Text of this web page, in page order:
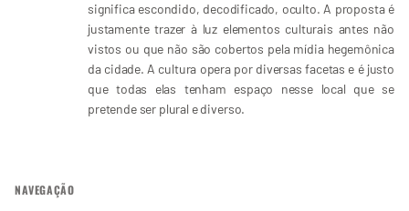
significa escondido, decodificado, oculto. A proposta é
justamente trazer à luz elementos culturais antes não
vistos ou que não são cobertos pela mídia hegemônica
da cidade. A cultura opera por diversas facetas e é justo
que todas elas tenham espaço nesse local que se
pretende ser plural e diverso.
NAVEGAÇÃO